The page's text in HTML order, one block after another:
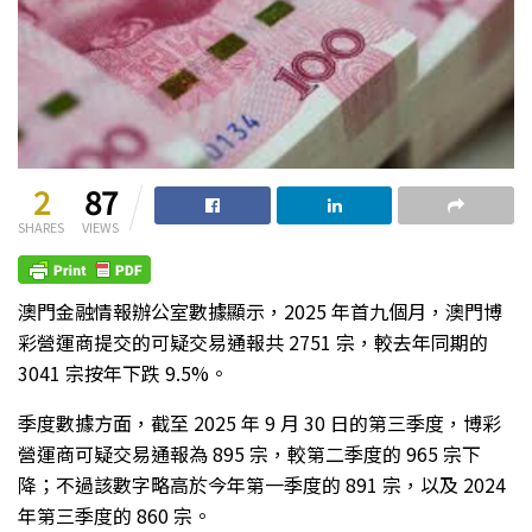
2
SHARES
87
VIEWS
澳門金融情報辦公室數據顯示，2025 年首九個月，澳門博
彩營運商提交的可疑交易通報共 2751 宗，較去年同期的
3041 宗按年下跌 9.5%。
季度數據方面，截至 2025 年 9 月 30 日的第三季度，博彩
營運商可疑交易通報為 895 宗，較第二季度的 965 宗下
降；不過該數字略高於今年第一季度的 891 宗，以及 2024
年第三季度的 860 宗。